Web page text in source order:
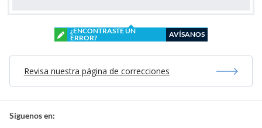
¿ENCONTRASTE UN
ERROR?
AVÍSANOS
Revisa nuestra página de correcciones
Síguenos en: